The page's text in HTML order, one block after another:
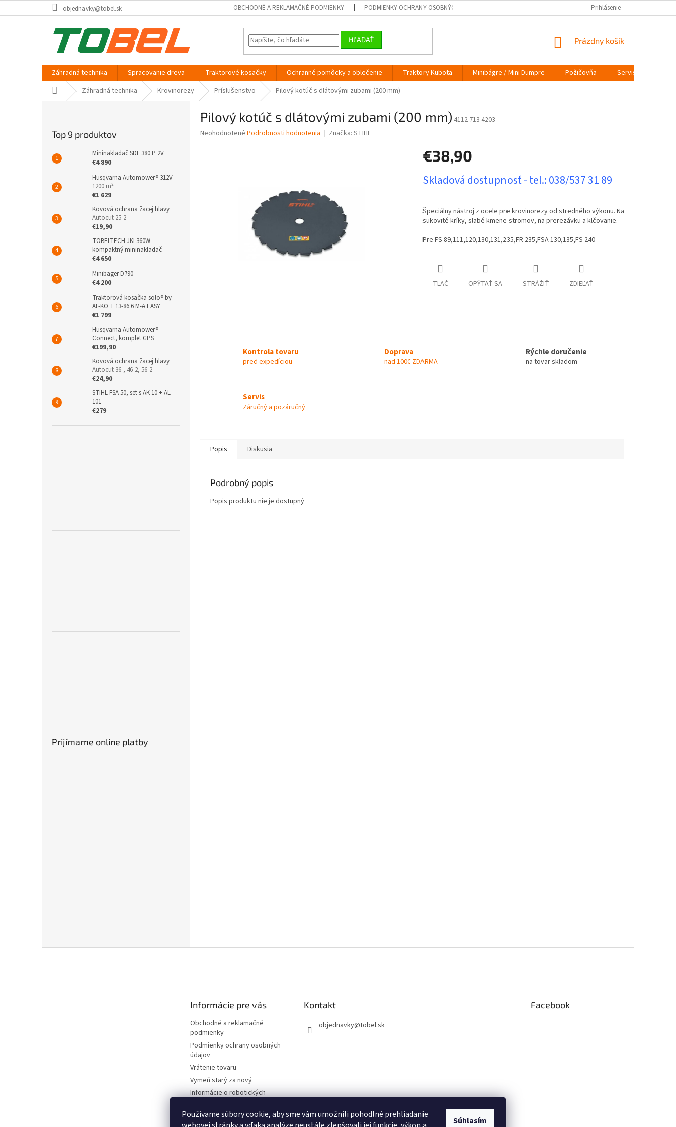
Používame súbory cookie, aby sme vám umožnili pohodlné prehliadanie
Súhlasím
na
objednavky@tobel.sk OBCHODNÉ A REKLAMAČNÉ PODMIENKY PODMIENKY OCHRANY OSOBNÝCH ÚDAJOV VYMEŇ STARÝ ZA NOVÝ
Prihlásenie
HĽADAŤ
NÁKUPNÝ
Prázdny košík
Záhradná technika Spracovanie dreva Traktorové kosačky Ochranné pomôcky a oblečenie Traktory Kubota Minibágre / Mini Dumpre Požičovňa Servis
Domov Záhradná technika Krovinorezy Príslušenstvo Pilový kotúč s dlátovými zubami (200 mm)
Top 9 produktov
Mininakladač SDL 380 P 2V
€4 890
Husqvarna Automower® 312V
1200 m²
€1 629
Kovová ochrana žacej hlavy
Autocut 25-2
€19,90
TOBELTECH JKL360W -
kompaktný mininakladač
€4 650
Minibager D790
€4 200
Traktorová kosačka solo® by
AL-KO T 13-86.6 M-A EASY
€1 799
Husqvarna Automower®
Connect, komplet GPS
€199,90
Kovová ochrana žacej hlavy
Autocut 36-, 46-2, 56-2
€24,90
STIHL FSA 50, set s AK 10 + AL
101
€279
Prijímame online platby
Pilový kotúč s dlátovými zubami (200 mm) 4112 713 4203
Priemerné
Neohodnotené Podrobnosti hodnotenia Značka: STIHL
€38,90
cena:
Skladová dostupnosť - tel.: 038/537 31 89
Špeciálny nástroj z ocele pre krovinorezy od stredného výkonu. Na
sukovité kríky, slabé kmene stromov, na prerezávku a klčovanie.
Pre FS 89,111,120,130,131,235,FR 235,FSA 130,135,FS 240
TLAČ OPÝTAŤ SA STRÁŽIŤ ZDIEĽAŤ
Kontrola tovaru
pred expedíciou
Doprava
nad 100€ ZDARMA
Rýchle doručenie
na tovar skladom
Servis
Záručný a pozáručný
Popis Diskusia
Podrobný popis
Popis produktu nie je dostupný
Informácie pre vás
Obchodné a reklamačné
podmienky
Podmienky ochrany osobných
údajov
Vrátenie tovaru
Vymeň starý za nový
Informácie o robotických
Požičovňa - Technické
dokumentácie
Kontakt
objednavky@tobel.sk
Facebook